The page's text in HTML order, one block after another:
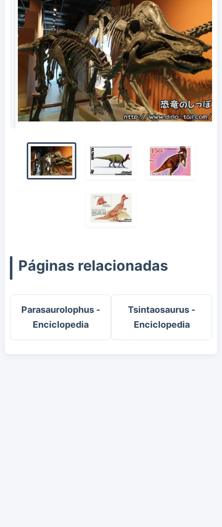
Fósil de Corythosaurus
Páginas relacionadas
Parasaurolophus -
Enciclopedia
Tsintaosaurus -
Enciclopedia